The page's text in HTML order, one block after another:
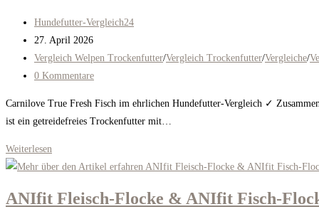
Huhn
Beitrags-
Autor:
Hundefutter-Vergleich24
Beitrag
veröffentlicht:
27. April 2026
Beitrags-
Kategorie:
Vergleich Welpen Trockenfutter/Vergleich Trockenfutter/Vergleiche/
Beitrags-
0 Kommentare
Carnilove True Fresh Fisch im ehrlichen Hundefutter-Vergleich ✓
ist ein getreidefreies Trockenfutter mit…
Weiterlesen
True
Fisch
ANIfit Fleisch-Flocke & ANIfit Fisch-